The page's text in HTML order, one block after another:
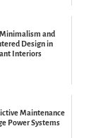
and
Design in
Interiors
Maintenance
Power Systems